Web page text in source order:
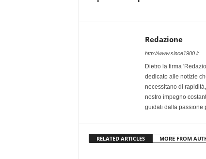
Redazione
http://www.since1900.it
Dietro la firma
dedicato alle notizie
necessitano di
nostro impegno
guidati dalla passione
RELATED ARTICLES MORE FROM